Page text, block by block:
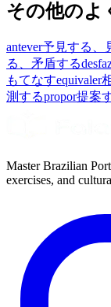
その他のよ
antever予見する、
る、矛盾する
もてなすequivaler
測するpropor提案
Master Brazilian
exercises, and